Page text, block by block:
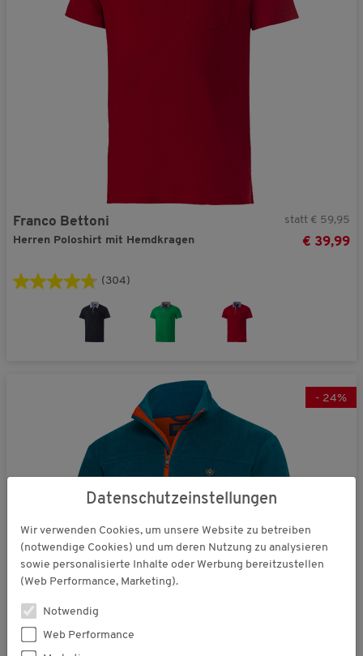
Franco Bettoni
Herren Poloshirt mit Hemdkragen
statt € 59,95
€ 39,99
(304)
- 24%
Datenschutzeinstellungen
Wir verwenden Cookies, um unsere Website zu betreiben
(notwendige Cookies) und um deren Nutzung zu analysieren
sowie personalisierte Inhalte oder Werbung bereitzustellen
(Web Performance, Marketing).
Notwendig
Web Performance